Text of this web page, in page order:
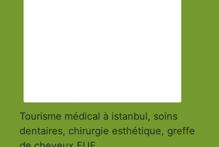
Tourisme médical à istanbul, soins
dentaires, chirurgie esthétique, greffe